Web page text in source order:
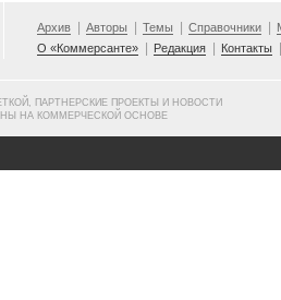
Архив Авторы Темы Справочники
О «Коммерсанте»
Редакция Контакты
ПАРТНЕРСКИЕ ПРОЕКТЫ И НОВОСТИ
НА КОММЕРЧЕСКОЙ ОСНОВЕ